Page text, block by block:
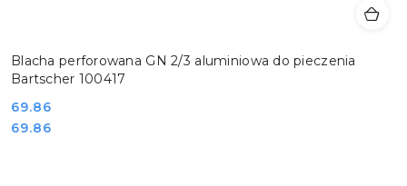
Blacha perforowana GN 2/3 aluminiowa do pieczenia
Bartscher 100417
Cena:
69.86
Cena:
69.86